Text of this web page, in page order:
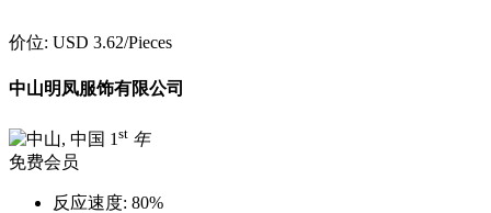
价位: USD 3.62/Pieces
中山明凤服饰有限公司
1 st 年
免费会员
反应速度: 80%